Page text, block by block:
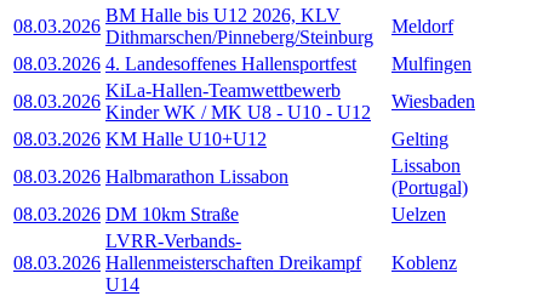
08.03.2026
BM Halle bis U12 2026, KLV
Dithmarschen/Pinneberg/Steinburg
Meldorf
08.03.2026 4. Landesoffenes Hallensportfest
Mulfingen
08.03.2026
KiLa-Hallen-Teamwettbewerb
Kinder WK / MK U8 - U10 - U12
Wiesbaden
08.03.2026 KM Halle U10+U12
Gelting
08.03.2026 Halbmarathon Lissabon
Lissabon
(Portugal)
08.03.2026 DM 10km Straße Uelzen
08.03.2026
LVRR-Verbands-
Hallenmeisterschaften Dreikampf
U14
Koblenz